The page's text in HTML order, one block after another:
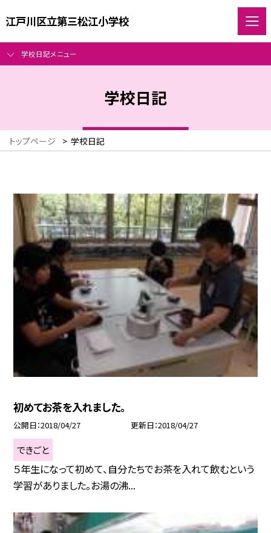
江戸川区立第三松江小学校
学校日記メニュー
学校日記
トップページ > 学校日記
初めてお茶を入れました。
公開日 2018/04/27 更新日 2018/04/27
できごと
５年生になって初めて、自分たちでお茶を入れて飲むという
学習がありました。お湯の沸...